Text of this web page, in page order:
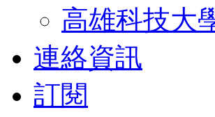
高雄科技大
連絡資訊
訂閱